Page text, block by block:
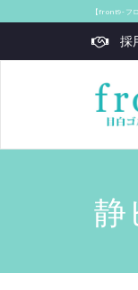
【front9‐フ
採
静